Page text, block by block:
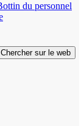
du personnel
Chercher sur le web